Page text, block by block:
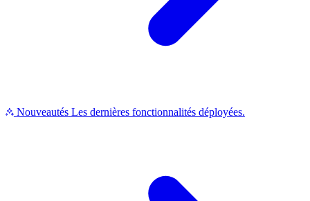
Nouveautés Les dernières fonctionnalités déployées.